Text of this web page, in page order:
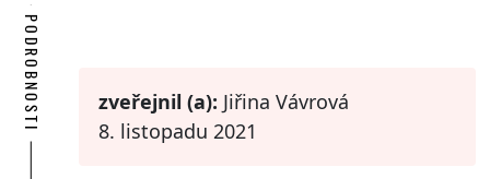
PODROBNOSTI zveřejnil (a): Jiřina Vávrová
8. listopadu 2021